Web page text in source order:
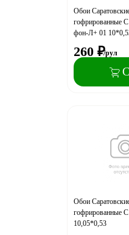
Обои
гофрированные
фон-Л+ 01
260 ₽/рул
Обои
гофрированные
10,05*0,53